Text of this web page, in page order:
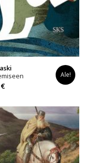
€Nykyinen
on:
24,90 €.
Ale!